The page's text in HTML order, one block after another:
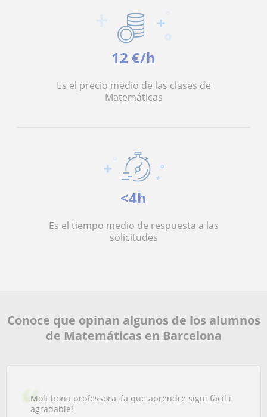
12 €/h
Es el precio medio de las clases de
Matemáticas
<4h
Es el tiempo medio de respuesta a las
solicitudes
Conoce que opinan algunos de los alumnos
de Matemáticas en Barcelona
Molt bona professora, fa que aprendre sigui fàcil i
agradable!